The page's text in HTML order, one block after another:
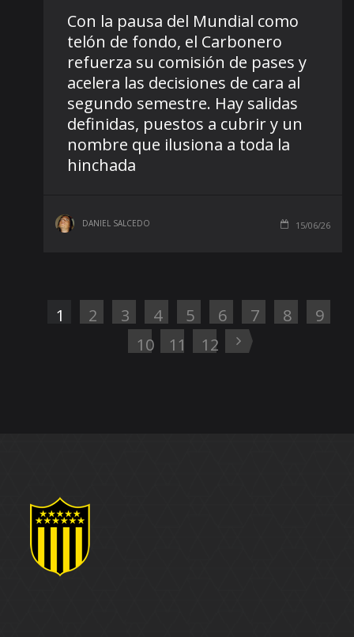
Con la pausa del Mundial como
telón de fondo, el Carbonero
refuerza su comisión de pases y
acelera las decisiones de cara al
segundo semestre. Hay salidas
definidas, puestos a cubrir y un
nombre que ilusiona a toda la
hinchada
DANIEL SALCEDO 15/06/26
1 2 3 4 5 6 7 8
9
10
11 12